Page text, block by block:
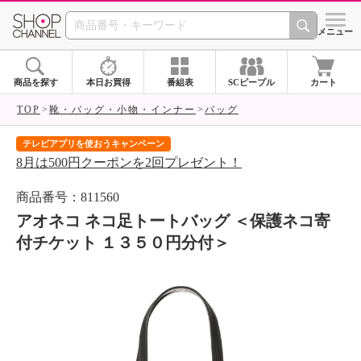
SHOP CHANNEL シメニュー
商品を探す 本日お買得 番組表 SCピープル カート
TOP 靴・バッグ・小物・インナー バッグ
テレビアプリを使おうキャンペーン
8月は500円クーポンを2回プレゼント！
商品番号：811560
アオネコ ネコ足トートバッグ ＜保護ネコ寄
付チケット １３５０円分付＞